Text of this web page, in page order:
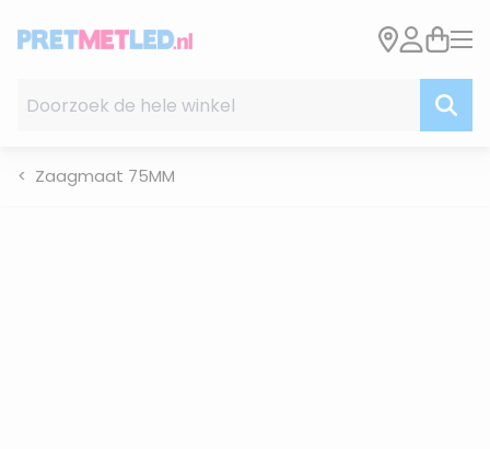
Zaagmaat 75MM